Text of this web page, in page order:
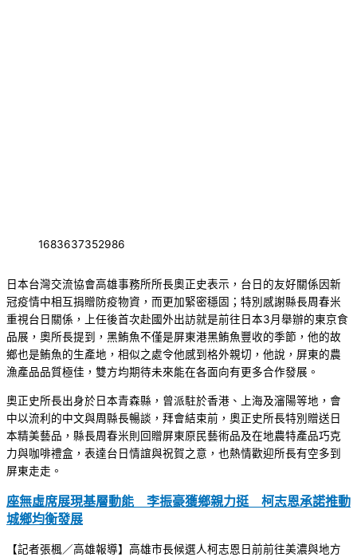
1683637352986
日本台灣交流協會高雄事務所所長奧正史表示，台日的友好關係因新
冠疫情中相互捐贈防疫物資，而更加緊密穩固；特別感謝縣長周春米
重視台日關係，上任後首次赴國外出訪就是前往日本3月舉辦的東京食
品展，奧所長提到，黑鮪魚不僅是屏東港黑鮪魚豐收的季節，他的故
鄉也是鮪魚的生產地，相似之處令他感到格外親切，他說，屏東的農
漁產品品質極佳，雙方均期待未來能在各面向有更多合作發展。
奧正史所長出身於日本青森縣，曾派駐於香港、上海及瀋陽等地，會
中以流利的中文與周縣長暢談，拜會結束前，奧正史所長特別贈送日
本精美藝品，縣長周春米則回贈屏東原民藝術品及在地農特產品巧克
力與咖啡禮盒，表達台日情誼與祝賀之意，也熱情歡迎所長有空多到
屏東走走。
座無虛席展現基層動能 李振豪獲鄉親力挺 柯志恩承諾推動
城鄉均衡發展
【記者張楓／高雄報導】高雄市長候選人柯志恩日前前往美濃與地方